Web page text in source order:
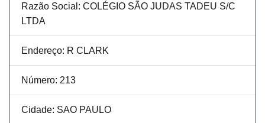
Razão Social: COLÉGIO SÃO JUDAS TADEU S/C
LTDA
Endereço: R CLARK
Número: 213
Cidade: SAO PAULO